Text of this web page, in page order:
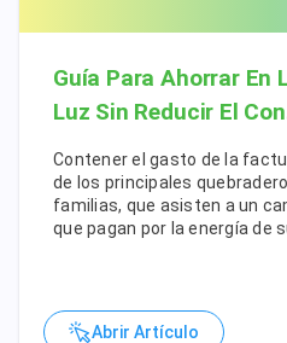
Guía Para Ahorrar En
Luz Sin Reducir El
Contener el gasto de la
de los principales
familias, que asisten a un
que pagan por la energía de
Abrir Artículo